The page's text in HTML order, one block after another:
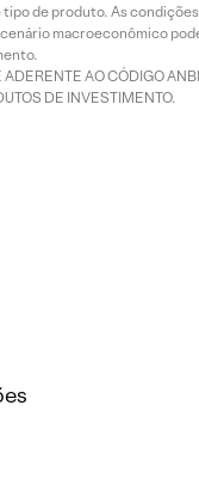
de produto. As
macroeconômico
ADERENTE AO CÓDIGO
DE INVESTIMENTO.